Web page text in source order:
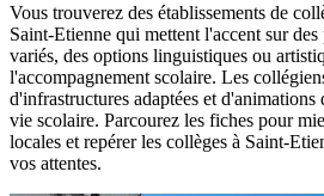
Vous trouverez des établissements de
Saint-Etienne qui mettent l'accent sur
variés, des options linguistiques ou
l'accompagnement scolaire. Les
d'infrastructures adaptées et
vie scolaire. Parcourez les fiches pour
locales et repérer les collèges à Saint-
vos attentes.